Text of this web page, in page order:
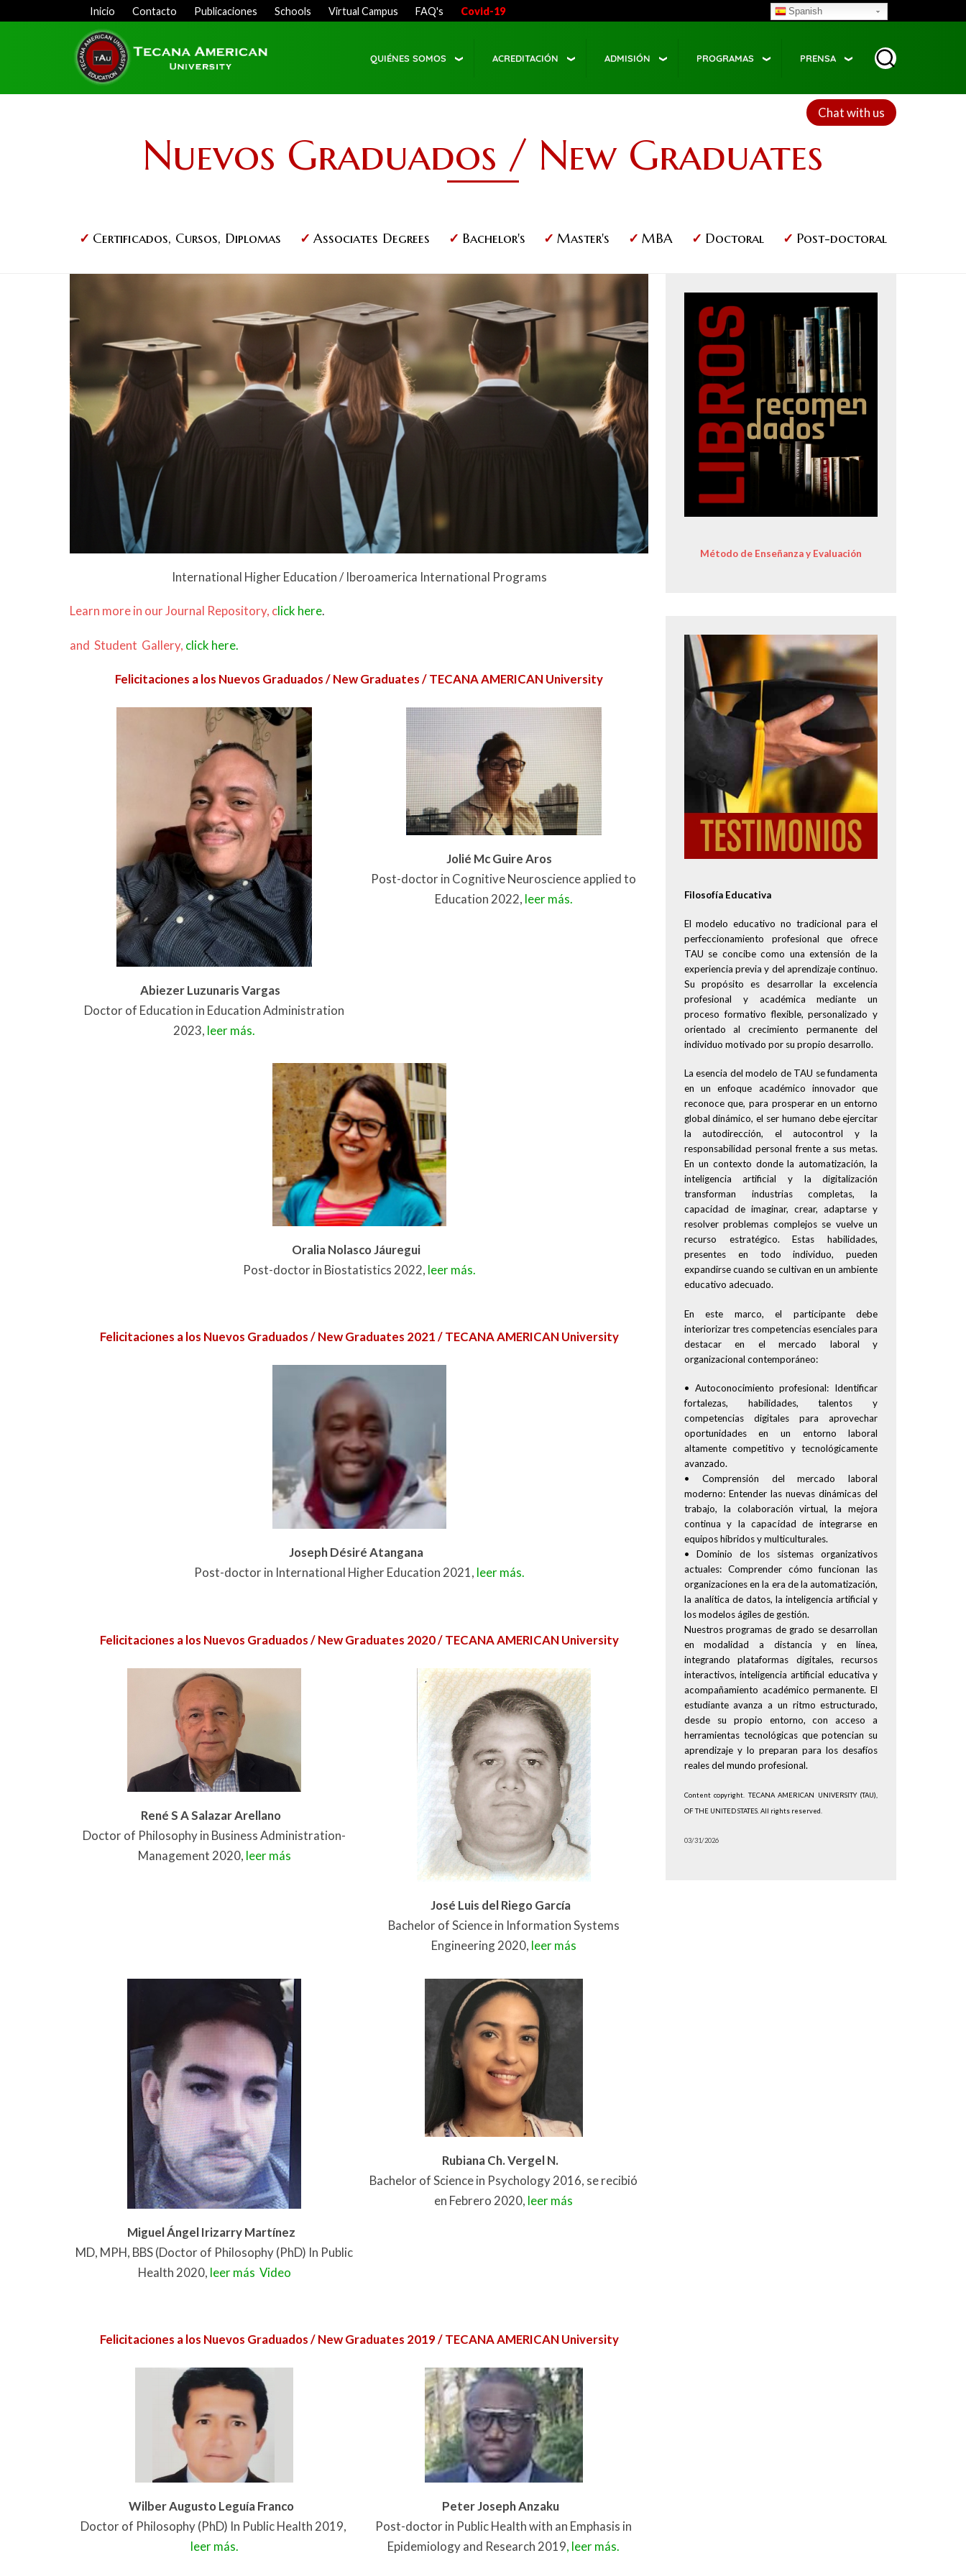
Menu
Top
Inicio Contacto Publicaciones Schools Virtual Campus FAQ's Covid-19 Spanish
Chat with us
QUIÉNES SOMOS ACREDITACIÓN ADMISIÓN PROGRAMAS PRENSA
Nuevos Graduados / New Graduates
Certificados, Cursos, Diplomas Associates Degrees Bachelor's Master's MBA Doctoral Post-doctoral
International Higher Education / Iberoamerica International Programs
Learn more in our Journal Repository, click here.
and Student Gallery, click here.
Felicitaciones a los Nuevos Graduados / New Graduates / TECANA AMERICAN University
Abiezer Luzunaris Vargas
Doctor of Education in Education Administration
2023, leer más.
Jolié Mc Guire Aros
Post-doctor in Cognitive Neuroscience applied to
Education 2022, leer más.
Oralia Nolasco Jáuregui
Post-doctor in Biostatistics 2022, leer más.
Felicitaciones a los Nuevos Graduados / New Graduates 2021 / TECANA AMERICAN University
Joseph Désiré Atangana
Post-doctor in International Higher Education 2021, leer más.
Felicitaciones a los Nuevos Graduados / New Graduates 2020 / TECANA AMERICAN University
René S A Salazar Arellano
Doctor of Philosophy in Business Administration-
Management 2020, leer más
José Luis del Riego García
Bachelor of Science in Information Systems
Engineering 2020, leer más
Miguel Ángel Irizarry Martínez
MD, MPH, BBS (Doctor of Philosophy (PhD) In Public
Health 2020, leer más Video
Rubiana Ch. Vergel N.
Bachelor of Science in Psychology 2016, se recibió
en Febrero 2020, leer más
Felicitaciones a los Nuevos Graduados / New Graduates 2019 / TECANA AMERICAN University
Wilber Augusto Leguía Franco
Doctor of Philosophy (PhD) In Public Health 2019,
leer más.
Peter Joseph Anzaku
Post-doctor in Public Health with an Emphasis in
Epidemiology and Research 2019, leer más.
Método de Enseñanza y Evaluación
Image
Filosofía Educativa
El modelo educativo no tradicional para el
perfeccionamiento profesional que ofrece
TAU se concibe como una extensión de la
experiencia previa y del aprendizaje continuo.
Su propósito es desarrollar la excelencia
profesional y académica mediante un
proceso formativo flexible, personalizado y
orientado al crecimiento permanente del
individuo motivado por su propio desarrollo.
La esencia del modelo de TAU se fundamenta
en un enfoque académico innovador que
reconoce que, para prosperar en un entorno
global dinámico, el ser humano debe ejercitar
la autodirección, el autocontrol y la
responsabilidad personal frente a sus metas.
En un contexto donde la automatización, la
inteligencia artificial y la digitalización
transforman industrias completas, la
capacidad de imaginar, crear, adaptarse y
resolver problemas complejos se vuelve un
recurso estratégico. Estas habilidades,
presentes en todo individuo, pueden
expandirse cuando se cultivan en un ambiente
educativo adecuado.
En este marco, el participante debe
interiorizar tres competencias esenciales para
destacar en el mercado laboral y
organizacional contemporáneo:
• Autoconocimiento profesional: Identificar
fortalezas, habilidades, talentos y
competencias digitales para aprovechar
oportunidades en un entorno laboral
altamente competitivo y tecnológicamente
avanzado.
• Comprensión del mercado laboral
moderno: Entender las nuevas dinámicas del
trabajo, la colaboración virtual, la mejora
continua y la capacidad de integrarse en
equipos híbridos y multiculturales.
• Dominio de los sistemas organizativos
actuales: Comprender cómo funcionan las
organizaciones en la era de la automatización,
la analítica de datos, la inteligencia artificial y
los modelos ágiles de gestión.
Nuestros programas de grado se desarrollan
en modalidad a distancia y en línea,
integrando plataformas digitales, recursos
interactivos, inteligencia artificial educativa y
acompañamiento académico permanente. El
estudiante avanza a un ritmo estructurado,
desde su propio entorno, con acceso a
herramientas tecnológicas que potencian su
aprendizaje y lo preparan para los desafíos
reales del mundo profesional.
Content copyright. TECANA AMERICAN UNIVERSITY (TAU),
OF THE UNITED STATES. All rights reserved.
03/31/2026